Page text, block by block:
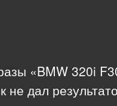
«BMW 320i
не дал